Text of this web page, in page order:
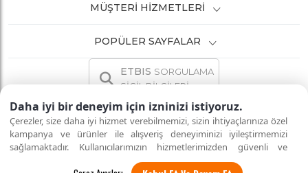
Daha iyi bir deneyim için izninizi istiyoruz.
Çerezler, size daha iyi hizmet verebilmemizi, sizin ihtiyaçlarınıza özel
kampanya ve ürünler ile alışveriş deneyiminizi iyileştirmemizi
sağlamaktadır. Kullanıcılarımızın hizmetlerimizden güvenli ve
eksiksiz şekilde faydalanmalarını sağlamak amacıyla sitemizi
MÜŞTERI HIZMETLERI
POPÜLER SAYFALAR
ETBIS SORGULAMA
SİCİL BİLGİLERİ
İNTERNETTE GÜVENLİ ALIŞVERİŞ